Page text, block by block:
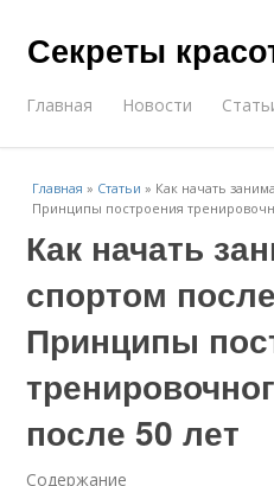
Секреты
Главная Новости
Главная » Статьи » Как начать
Принципы построения
Как начать
спортом
Принципы
после 50 лет
Содержание